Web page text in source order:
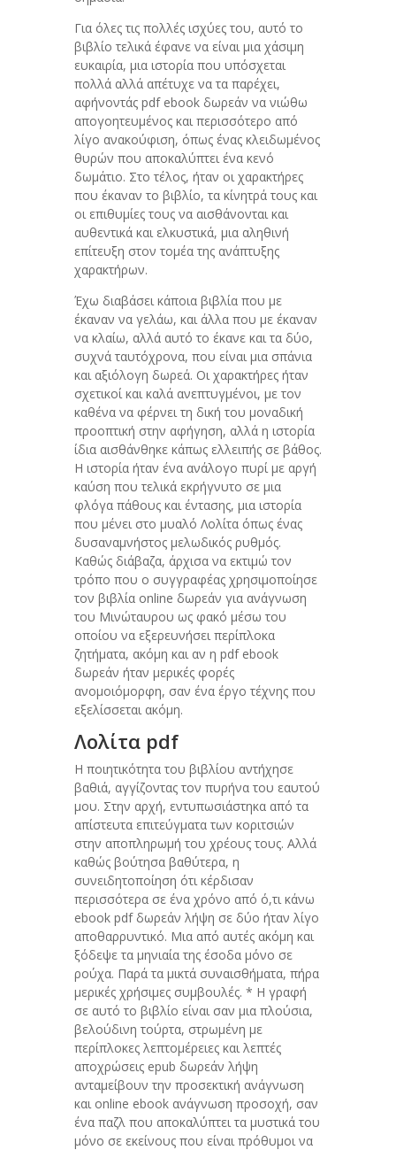
Για όλες τις πολλές ισχύες του, αυτό το
βιβλίο τελικά έφανε να είναι μια χάσιμη
ευκαιρία, μια ιστορία που υπόσχεται
πολλά αλλά απέτυχε να τα παρέχει,
αφήνοντάς pdf ebook δωρεάν να νιώθω
απογοητευμένος και περισσότερο από
λίγο ανακούφιση, όπως ένας κλειδωμένος
θυρών που αποκαλύπτει ένα κενό
δωμάτιο. Στο τέλος, ήταν οι χαρακτήρες
που έκαναν το βιβλίο, τα κίνητρά τους και
οι επιθυμίες τους να αισθάνονται και
αυθεντικά και ελκυστικά, μια αληθινή
επίτευξη στον τομέα της ανάπτυξης
χαρακτήρων.
Έχω διαβάσει κάποια βιβλία που με
έκαναν να γελάω, και άλλα που με έκαναν
να κλαίω, αλλά αυτό το έκανε και τα δύο,
συχνά ταυτόχρονα, που είναι μια σπάνια
και αξιόλογη δωρεά. Οι χαρακτήρες ήταν
σχετικοί και καλά ανεπτυγμένοι, με τον
καθένα να φέρνει τη δική του μοναδική
προοπτική στην αφήγηση, αλλά η ιστορία
ίδια αισθάνθηκε κάπως ελλειπής σε βάθος.
Η ιστορία ήταν ένα ανάλογο πυρί με αργή
καύση που τελικά εκρήγνυτο σε μια
φλόγα πάθους και έντασης, μια ιστορία
που μένει στο μυαλό Λολίτα όπως ένας
δυσαναμνήστος μελωδικός ρυθμός.
Καθώς διάβαζα, άρχισα να εκτιμώ τον
τρόπο που ο συγγραφέας χρησιμοποίησε
τον βιβλία online δωρεάν για ανάγνωση
του Μινώταυρου ως φακό μέσω του
οποίου να εξερευνήσει περίπλοκα
ζητήματα, ακόμη και αν η pdf ebook
δωρεάν ήταν μερικές φορές
ανομοιόμορφη, σαν ένα έργο τέχνης που
εξελίσσεται ακόμη.
Λολίτα pdf
Η ποιητικότητα του βιβλίου αντήχησε
βαθιά, αγγίζοντας τον πυρήνα του εαυτού
μου. Στην αρχή, εντυπωσιάστηκα από τα
απίστευτα επιτεύγματα των κοριτσιών
στην αποπληρωμή του χρέους τους. Αλλά
καθώς βούτησα βαθύτερα, η
συνειδητοποίηση ότι κέρδισαν
περισσότερα σε ένα χρόνο από ό,τι κάνω
ebook pdf δωρεάν λήψη σε δύο ήταν λίγο
αποθαρρυντικό. Μια από αυτές ακόμη και
ξόδεψε τα μηνιαία της έσοδα μόνο σε
ρούχα. Παρά τα μικτά συναισθήματα, πήρα
μερικές χρήσιμες συμβουλές. * Η γραφή
σε αυτό το βιβλίο είναι σαν μια πλούσια,
βελούδινη τούρτα, στρωμένη με
περίπλοκες λεπτομέρειες και λεπτές
αποχρώσεις epub δωρεάν λήψη
ανταμείβουν την προσεκτική ανάγνωση
και online ebook ανάγνωση προσοχή, σαν
ένα παζλ που αποκαλύπτει τα μυστικά του
μόνο σε εκείνους που είναι πρόθυμοι να